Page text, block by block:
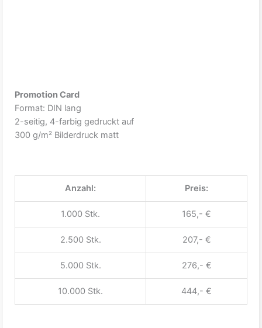
Promotion Card
Format: DIN lang
2-seitig, 4-farbig gedruckt auf
300 g/m² Bilderdruck matt
Anzahl: Preis:
1.000 Stk. 165,- €
2.500 Stk. 207,- €
5.000 Stk. 276,- €
10.000 Stk. 444,- €